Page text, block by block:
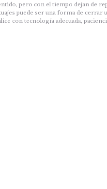
pero con el tiempo dejan de
puede ser una forma de
con tecnología adecuada,